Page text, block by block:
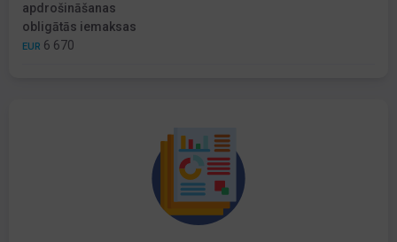
apdrošināšanas
obligātās iemaksas
EUR 6 670